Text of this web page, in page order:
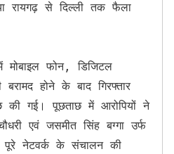
रायगढ़ से दिल्ली तक फैला
बरामद होने के बाद गिरफ्तार
की गई। पूछताछ में आरोपियों ने
एवं जसमीत सिंह बग्गा उर्फ
पूरे नेटवर्क के संचालन की